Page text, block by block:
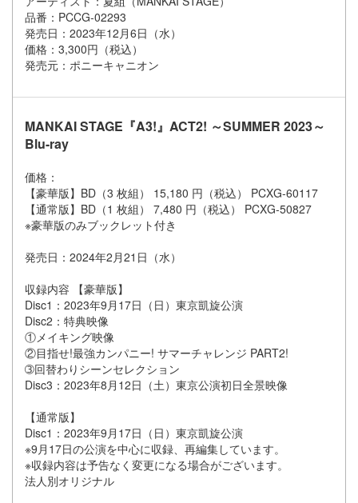
品番：PCCG-02293
発売日：2023年12月6日（水）
価格：3,300円（税込）
発売元：ポニーキャニオン
MANKAI STAGE『A3!』ACT2! ～SUMMER 2023～
Blu-ray
価格：
【豪華版】BD（3 枚組） 15,180 円（税込） PCXG-60117
【通常版】BD（1 枚組） 7,480 円（税込） PCXG-50827
※豪華版のみブックレット付き
発売日：2024年2月21日（水）
収録内容 【豪華版】
Disc1：2023年9月17日（日）東京凱旋公演
Disc2：特典映像
①メイキング映像
②目指せ!最強カンパニー! サマーチャレンジ PART2!
➂回替わりシーンセレクション
Disc3：2023年8月12日（土）東京公演初日全景映像
【通常版】
Disc1：2023年9月17日（日）東京凱旋公演
※9月17日の公演を中心に収録、再編集しています。
※収録内容は予告なく変更になる場合がございます。
法人別オリジナル